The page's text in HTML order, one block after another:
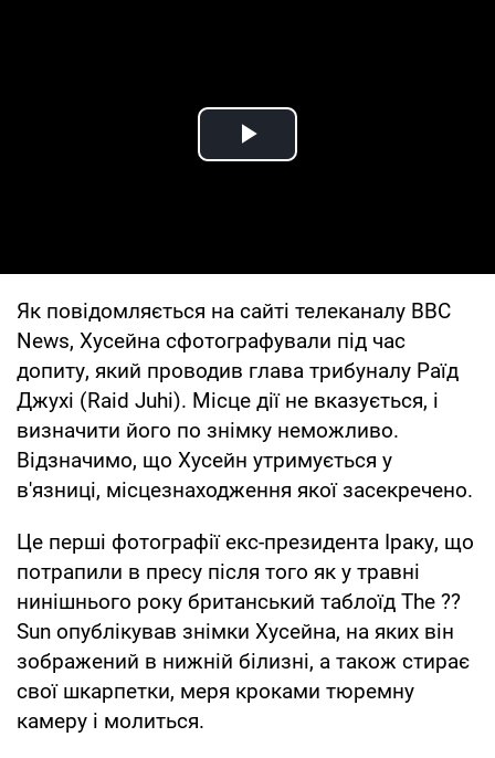
Play Video
Як повідомляється на сайті телеканалу BBC
News, Хусейна сфотографували під час
допиту, який проводив глава трибуналу Раїд
Джухі (Raid Juhi). Місце дії не вказується, і
визначити його по знімку неможливо.
Відзначимо, що Хусейн утримується у
в'язниці, місцезнаходження якої засекречено.
Це перші фотографії екс-президента Іраку, що
потрапили в пресу після того як у травні
нинішнього року британський таблоїд The ??
Sun опублікував знімки Хусейна, на яких він
зображений в нижній білизні, а також стирає
свої шкарпетки, меря кроками тюремну
камеру і молиться.